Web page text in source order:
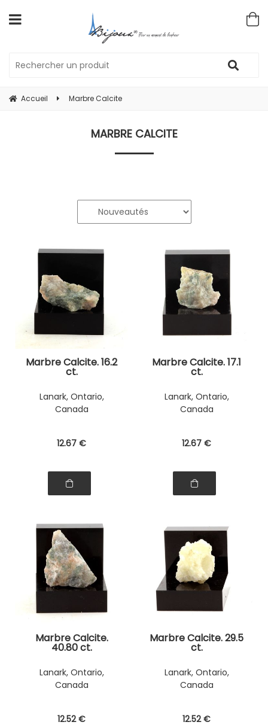
Accueil Marbre Calcite
MARBRE CALCITE
Marbre Calcite. 16.2
ct.
Lanark, Ontario,
Canada
12.67 €
Marbre Calcite. 17.1
ct.
Lanark, Ontario,
Canada
12.67 €
Marbre Calcite.
40.80 ct.
Lanark, Ontario,
Canada
12.52 €
Marbre Calcite. 29.5
ct.
Lanark, Ontario,
Canada
12.52 €